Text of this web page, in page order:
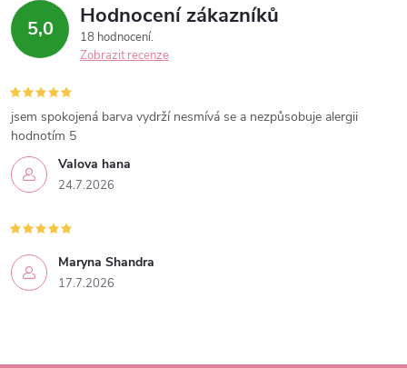
5,0 Hodnocení zákazníků
18 hodnocení
Zobrazit recenze
Valova hana
24.7.2026
jsem spokojená barva vydrží nesmívá se a nezpůsobuje alergii
hodnotím 5
Maryna Shandra
17.7.2026